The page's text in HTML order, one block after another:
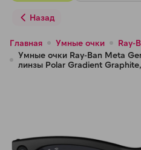
Назад
Главная Умные очки
Ray-
Умные очки Ray-Ban Meta
линзы Polar Gradient
Разбейте
оплатуна
без переплат
Сегодня